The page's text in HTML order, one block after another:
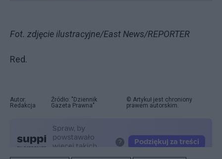
Fot. zdjęcie ilustracyjne/East News/REPORTER
Red.
Autor:
Redakcja
Źródło: "Dziennik
Gazeta Prawna"
© Artykuł jest chroniony
prawem autorskim.